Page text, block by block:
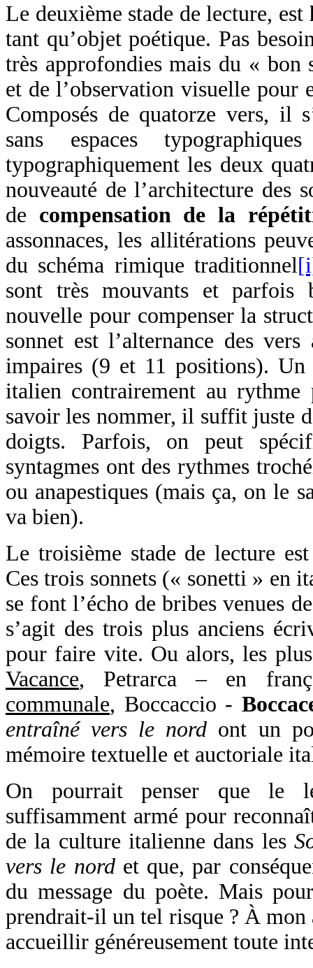
Le deuxième stade de lecture, est
tant qu’objet poétique. Pas
très approfondies mais du « bon
et de l’observation visuelle pour
Composés de quatorze vers, il
sans espaces
typographiquement les deux
nouveauté de l’architecture des
de compensation de la
assonnaces, les allitérations
du schéma rimique traditionnel
sont très mouvants et parfois
nouvelle pour compenser la
sonnet est l’alternance des
impaires (9 et 11 positions).
italien contrairement au rythme
savoir les nommer, il suffit juste
doigts. Parfois, on peut
syntagmes ont des rythmes
ou anapestiques (mais ça, on le
va bien).
Le troisième stade de lecture
Ces trois sonnets (« sonetti » en
se font l’écho de bribes venues
s’agit des trois plus anciens
pour faire vite. Ou alors, les
Vacance, Petrarca – en
communale, Boccaccio -
entraîné vers le nord ont un
mémoire textuelle et auctoriale
On pourrait penser que le
suffisamment armé pour
de la culture italienne dans les
vers le nordet que, par
du message du poète. Mais
prendrait-il un tel risque ? À mon
accueillir généreusement toute